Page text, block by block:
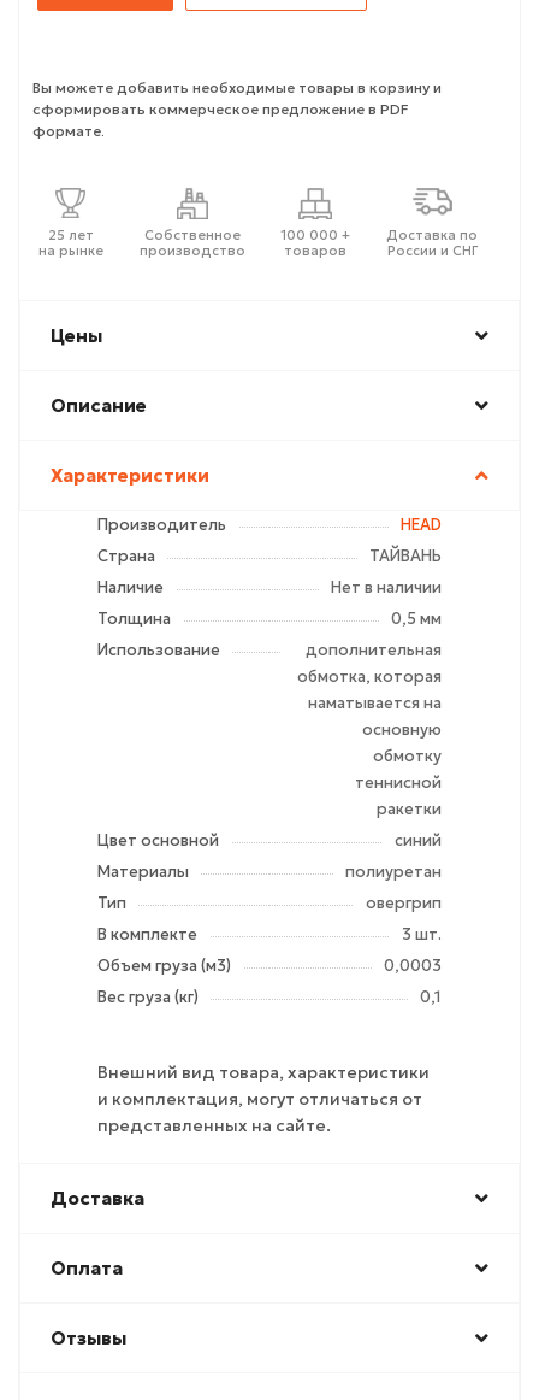
Вы можете добавить необходимые товары в корзину и
сформировать коммерческое предложение в PDF
формате.
25 лет
на рынке
Собственное
производство
100 000 +
товаров
Доставка по
России и СНГ
Цены
Описание
Характеристики
Производитель
HEAD
Страна
ТАЙВАНЬ
Наличие
Нет в наличии
Толщина
0,5 мм
Использование
дополнительная
обмотка, которая
наматывается на
основную
обмотку
теннисной
ракетки
Цвет основной
синий
Материалы
полиуретан
Тип
овергрип
В комплекте
3 шт.
Объем груза (м3)
0,0003
Вес груза (кг)
0,1
Внешний вид товара, характеристики
и комплектация, могут отличаться от
представленных на сайте.
Доставка
Оплата
Отзывы